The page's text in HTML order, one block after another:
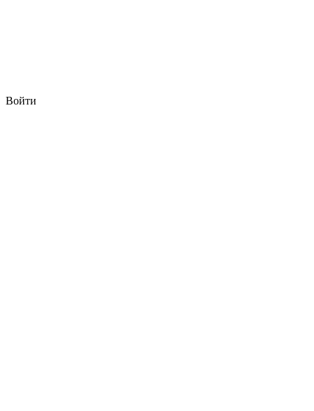
Войти